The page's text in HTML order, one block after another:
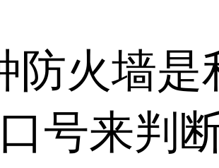
防火墙是
号来判